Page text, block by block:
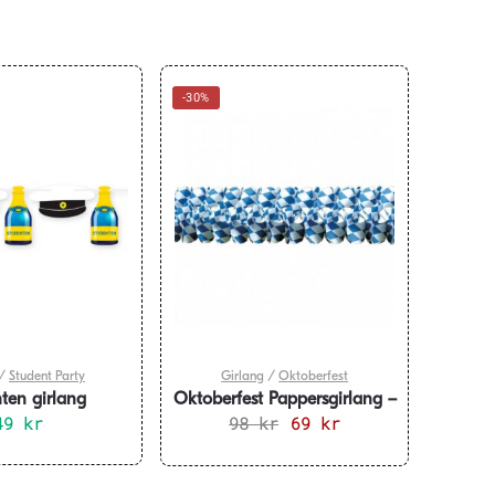
/ Student Party
girlang
&
kr
-30%
Girlang /Oktoberfest
Oktoberfest Pappersgirlang –
4 m
98kr
Det
priset
69 krDet
nuvarande
priset